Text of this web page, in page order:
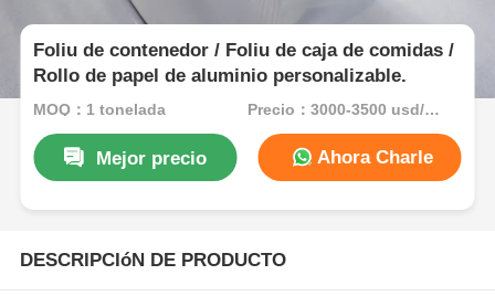
Foliu de contenedor / Foliu de caja de comidas /
Rollo de papel de aluminio personalizable.
MOQ：1 tonelada Precio：3000-3500 usd/ton
Mejor precio Ahora Charle
DESCRIPCIóN DE PRODUCTO